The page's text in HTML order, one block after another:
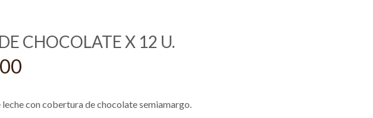
CHOCOLATE X 12 U.
con cobertura de chocolate semiamargo.